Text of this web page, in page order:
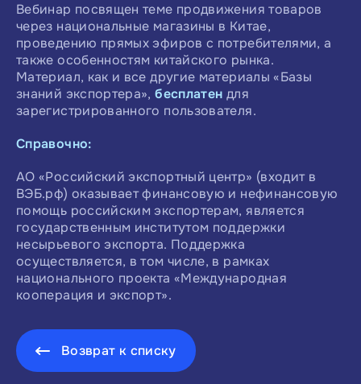
Вебинар посвящен теме продвижения товаров
через национальные магазины в Китае,
проведению прямых эфиров с потребителями, а
также особенностям китайского рынка.
Материал, как и все другие материалы «Базы
знаний экспортера»,бесплатен для
зарегистрированного пользователя.
Справочно:
АО «Российский экспортный центр» (входит в
ВЭБ.рф) оказывает финансовую и нефинансовую
помощь российским экспортерам, является
государственным институтом поддержки
несырьевого экспорта. Поддержка
осуществляется, в том числе, в рамках
национального проекта «Международная
кооперация и экспорт».
Возврат к списку